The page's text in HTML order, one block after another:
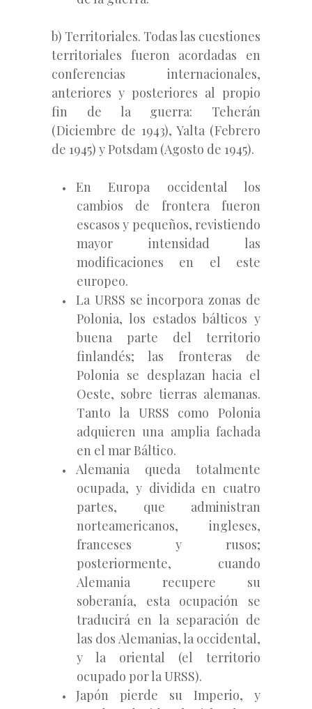
b) Territoriales. Todas las cuestiones
territoriales fueron acordadas en
conferencias internacionales,
anteriores y posteriores al propio
fin de la guerra: Teherán
(Diciembre de 1943), Yalta (Febrero
de 1945) y Potsdam (Agosto de 1945).
En Europa occidental los
cambios de frontera fueron
escasos y pequeños, revistiendo
mayor intensidad las
modificaciones en el este
europeo.
La URSS se incorpora zonas de
Polonia, los estados bálticos y
buena parte del territorio
finlandés; las fronteras de
Polonia se desplazan hacia el
Oeste, sobre tierras alemanas.
Tanto la URSS como Polonia
adquieren una amplia fachada
en el mar Báltico.
Alemania queda totalmente
ocupada, y dividida en cuatro
partes, que administran
norteamericanos, ingleses,
franceses y rusos;
posteriormente, cuando
Alemania recupere su
soberanía, esta ocupación se
traducirá en la separación de
las dos Alemanias, la occidental,
y la oriental (el territorio
ocupado por la URSS).
Japón pierde su Imperio, y